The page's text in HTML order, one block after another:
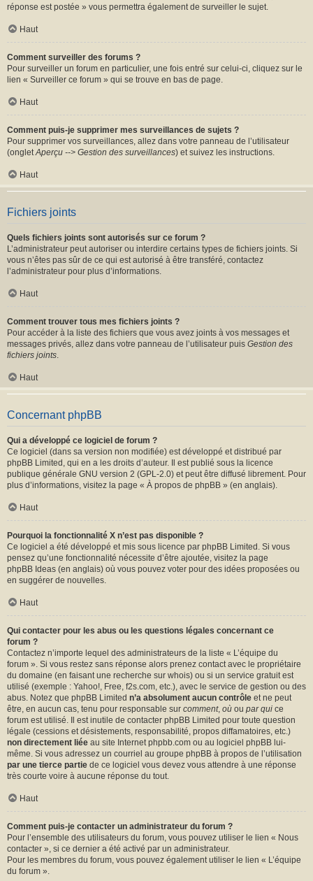
réponse est postée » vous permettra également de surveiller le sujet.
Haut
Comment surveiller des forums ?
Pour surveiller un forum en particulier, une fois entré sur celui-ci, cliquez sur le
lien « Surveiller ce forum » qui se trouve en bas de page.
Haut
Comment puis-je supprimer mes surveillances de sujets ?
Pour supprimer vos surveillances, allez dans votre panneau de l’utilisateur
(ongletAperçu --> Gestion des surveillances) et suivez les instructions.
Haut
Fichiers joints
Quels fichiers joints sont autorisés sur ce forum ?
L’administrateur peut autoriser ou interdire certains types de fichiers joints. Si
vous n’êtes pas sûr de ce qui est autorisé à être transféré, contactez
l’administrateur pour plus d’informations.
Haut
Comment trouver tous mes fichiers joints ?
Pour accéder à la liste des fichiers que vous avez joints à vos messages et
messages privés, allez dans votre panneau de l’utilisateur puis Gestion des
fichiers joints.
Haut
Concernant phpBB
Qui a développé ce logiciel de forum ?
Ce logiciel (dans sa version non modifiée) est développé et distribué par
phpBB Limited , qui en a les droits d’auteur. Il est publié sous la licence
publique générale GNU version 2 (GPL-2.0) et peut être diffusé librement. Pour
plus d’informations, visitez la page « À propos de phpBB » (en anglais).
Haut
Pourquoi la fonctionnalité X n’est pas disponible ?
Ce logiciel a été développé et mis sous licence par phpBB Limited. Si vous
pensez qu’une fonctionnalité nécessite d’être ajoutée, visitez la page
phpBB Ideas (en anglais) où vous pouvez voter pour des idées proposées ou
en suggérer de nouvelles.
Haut
Qui contacter pour les abus ou les questions légales concernant ce
forum ?
Contactez n’importe lequel des administrateurs de la liste « L’équipe du
forum ». Si vous restez sans réponse alors prenez contact avec le propriétaire
du domaine (en faisant une recherche sur whois) ou si un service gratuit est
utilisé (exemple : Yahoo!, Free, f2s.com, etc.), avec le service de gestion ou des
abus. Notez que phpBB Limited n’a absolument aucun contrôle et ne peut
être, en aucun cas, tenu pour responsable sur comment, où ou par qui ce
forum est utilisé. Il est inutile de contacter phpBB Limited pour toute question
légale (cessions et désistements, responsabilité, propos diffamatoires, etc.)
non directement liée au site Internet phpbb.com ou au logiciel phpBB lui-
même. Si vous adressez un courriel au groupe phpBB à propos de l’utilisation
par une tierce partie de ce logiciel vous devez vous attendre à une réponse
très courte voire à aucune réponse du tout.
Haut
Comment puis-je contacter un administrateur du forum ?
Pour l’ensemble des utilisateurs du forum, vous pouvez utiliser le lien « Nous
contacter », si ce dernier a été activé par un administrateur.
Pour les membres du forum, vous pouvez également utiliser le lien « L’équipe
du forum ».